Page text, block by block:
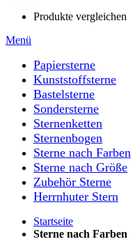
Produkte vergleichen
Menü
Papiersterne
Kunststoffsterne
Bastelsterne
Sondersterne
Sternenketten
Sternenbogen
Sterne nach Farben
Sterne nach Größe
Zubehör Sterne
Herrnhuter Stern
Startseite
Sterne nach Farben